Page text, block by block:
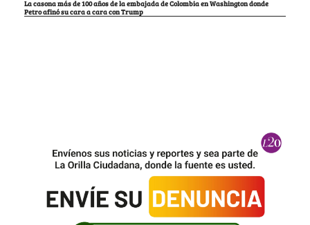
La casona más de 100 años de la embajada de Colombia en Washington donde
Petro afinó su cara a cara con Trump